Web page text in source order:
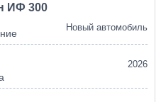
ИФ 300
Новый автомобиль
2026